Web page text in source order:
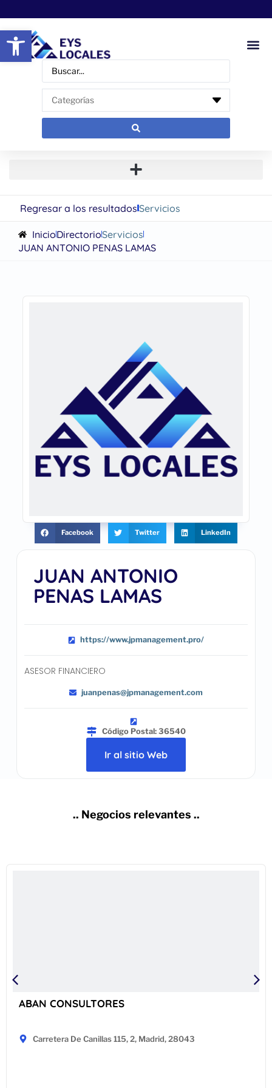
Abrir barra de herramientas
Regresar a los resultadosServicios
InicioDirectorioServicios
JUAN ANTONIO PENAS LAMAS
JUAN ANTONIO
PENAS LAMAS
https://www.jpmanagement.pro/
ASESOR FINANCIERO
juanpenas@jpmanagement.com
Código Postal: 36540
Ir al sitio Web
Facebook Twitter LinkedIn
.. Negocios relevantes ..
ABAN CONSULTORES
Carretera De Canillas 115, 2, Madrid, 28043